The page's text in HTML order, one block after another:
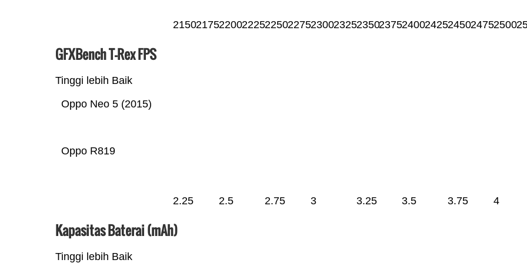
215021752200222522502275230023252350237524002425245024752500
GFXBench T-Rex FPS
Tinggi lebih Baik
Oppo R819
Oppo Neo 5 (2015)
2.25 2.5 2.75 3 3.25 3.5 3.75 4
Kapasitas Baterai (mAh)
Tinggi lebih Baik